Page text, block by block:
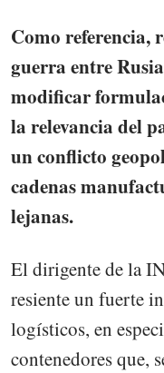
Como referencia,
guerra entre
modificar
la relevancia del
un conflicto
cadenas
lejanas.
El dirigente de la
resiente un fuerte
logísticos, en
contenedores que,